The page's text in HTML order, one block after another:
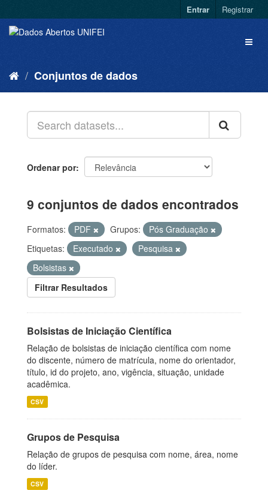
Entrar Registrar
Conjuntos de dados
Ordenar por
9 conjuntos de dados encontrados
Formatos: PDF Grupos:
Pós Graduação
Etiquetas:
Executado
Pesquisa
Bolsistas
Filtrar Resultados
Bolsistas de Iniciação Científica
Relação de bolsistas de iniciação científica com nome
do discente, número de matrícula, nome do orientador,
título, id do projeto, ano, vigência, situação, unidade
acadêmica.
CSV
Grupos de Pesquisa
Relação de grupos de pesquisa com nome, área, nome
do líder.
CSV